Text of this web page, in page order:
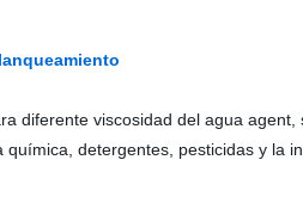
diferente viscosidad del agua agent,
detergentes, pesticidas y la